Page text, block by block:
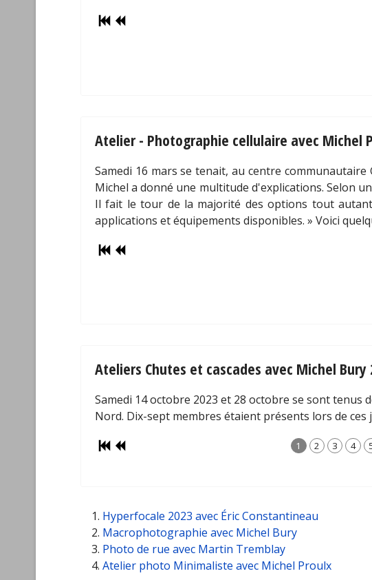
Atelier - Photographie cellulaire avec Michel
Samedi 16 mars se tenait, au centre
Michel a donné une multitude d'explications. Selon
Il fait le tour de la majorité des options tout
applications et équipements disponibles. » Voici
Ateliers Chutes et cascades avec Michel Bury
Samedi 14 octobre 2023 et 28 octobre se sont tenus
Nord. Dix-sept membres étaient présents lors de
1 2 3 4
Hyperfocale 2023 avec Éric Constantineau
Macrophotographie avec Michel Bury
Photo de rue avec Martin Tremblay
Atelier photo Minimaliste avec Michel Proulx